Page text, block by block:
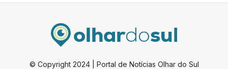
© Copyright 2024 | Portal de Notícias Olhar do Sul